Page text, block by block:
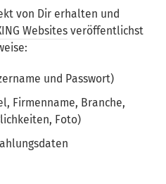
von Dir erhalten und
Websitesveröffentlichst
und Passwort)
Firmenname, Branche,
Foto)